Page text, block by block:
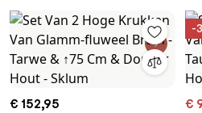
€ 152,95
-
€